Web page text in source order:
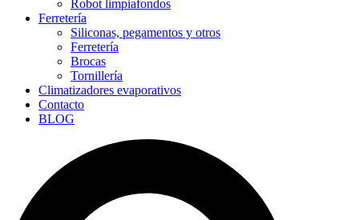
Robot limpiafondos
Ferretería
Siliconas, pegamentos y otros
Ferretería
Brocas
Tornillería
Climatizadores evaporativos
Contacto
BLOG